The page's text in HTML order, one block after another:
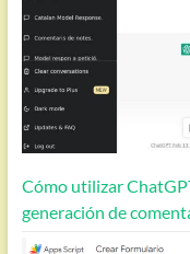
Cómo utilizar
generación de